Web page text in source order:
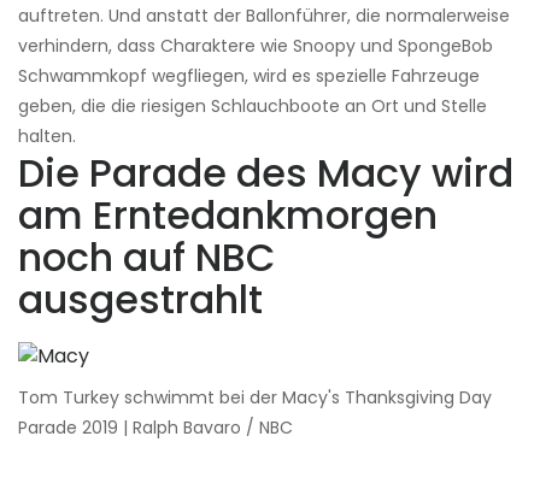
auftreten. Und anstatt der Ballonführer, die normalerweise
verhindern, dass Charaktere wie Snoopy und SpongeBob
Schwammkopf wegfliegen, wird es spezielle Fahrzeuge
geben, die die riesigen Schlauchboote an Ort und Stelle
halten.
Die Parade des Macy wird
am Erntedankmorgen
noch auf NBC
ausgestrahlt
Tom Turkey schwimmt bei der Macy's Thanksgiving Day
Parade 2019 | Ralph Bavaro / NBC